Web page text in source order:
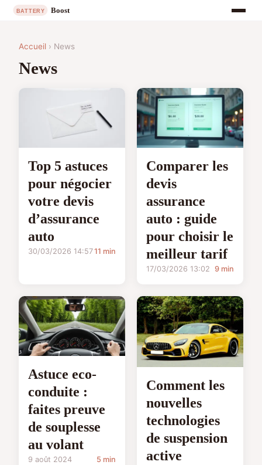
Accueil › News
News
Top 5 astuces
pour négocier
votre devis
d’assurance
auto
30/03/2026 14:5711 min
Comparer les
devis
assurance
auto : guide
pour choisir le
meilleur tarif
17/03/2026 13:02 9 min
Astuce eco-
conduite :
faites preuve
de souplesse
au volant
9 août 2024 5 min
Comment les
nouvelles
technologies
de suspension
active